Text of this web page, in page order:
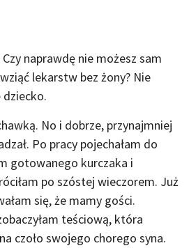
naprawdę nie możesz sam
lekarstw bez żony? Nie
dziecko.
No i dobrze, przynajmniej
Po pracy pojechałam do
gotowanego kurczaka i
po szóstej wieczorem. Już
się, że mamy gości.
teściową, która
czoło swojego chorego syna.